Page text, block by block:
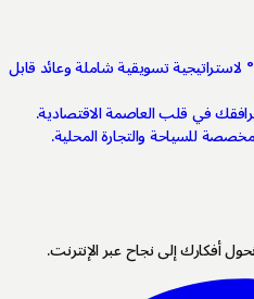
360° لاستراتيجية تسويقية شاملة وعائد قابل
في قلب العاصمة الاقتصادية.
للسياحة والتجارة المحلية.
إلى نجاح عبر الإنترنت.